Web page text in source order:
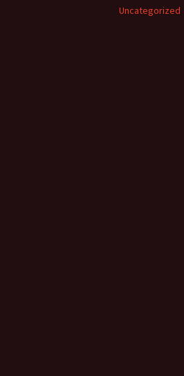
Uncategorized